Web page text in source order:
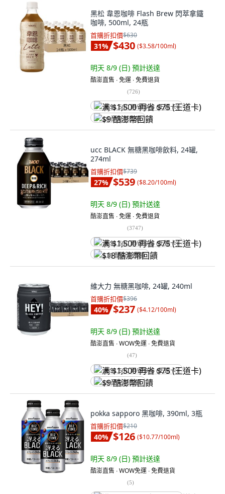
黑松 韋恩咖啡 Flash Brew 閃萃拿鐵
咖啡, 500ml, 24瓶
首購折扣價$630
31% $430 ($3.58/100ml)
明天 8/9 (日) 預計送達
酷澎直售 ∙ 免運 ∙ 免費退貨
(726)
满 $1,500 再省 $75 (王道卡)
$9 酷澎幣回饋
ucc BLACK 無糖黑咖啡飲料, 24罐,
274ml
首購折扣價$739
27% $539 ($8.20/100ml)
明天 8/9 (日) 預計送達
酷澎直售 ∙ 免運 ∙ 免費退貨
(3747)
满 $1,500 再省 $75 (王道卡)
$18 酷澎幣回饋
維大力 無糖黑咖啡, 24罐, 240ml
首購折扣價$396
40% $237 ($4.12/100ml)
明天 8/9 (日) 預計送達
酷澎直售 ∙ WOW免運 ∙ 免費退貨
(47)
满 $1,500 再省 $75 (王道卡)
$9 酷澎幣回饋
pokka sapporo 黑咖啡, 390ml, 3瓶
首購折扣價$210
40% $126 ($10.77/100ml)
明天 8/9 (日) 預計送達
酷澎直售 ∙ WOW免運 ∙ 免費退貨
(5)